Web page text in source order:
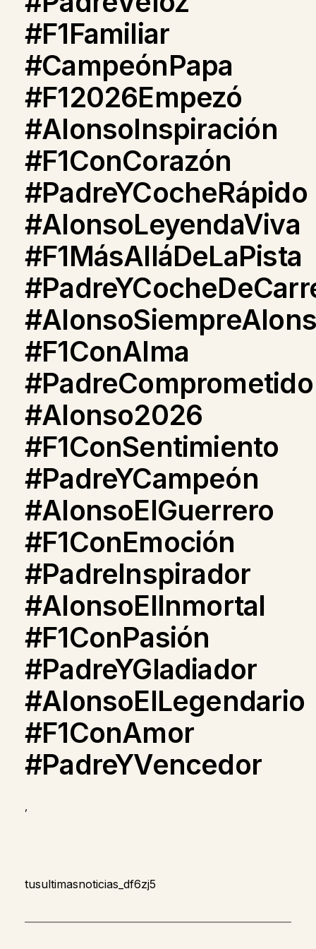
#F1Familiar
#CampeónPapa
#F12026Empezó
#AlonsoInspiración
#F1ConCorazón
#PadreYCocheRápido
#AlonsoLeyendaViva
#F1MásAlláDeLaPista
#F1ConAlma
#PadreComprometido
#Alonso2026
#F1ConSentimiento
#PadreYCampeón
#AlonsoElGuerrero
#F1ConEmoción
#PadreInspirador
#AlonsoElInmortal
#F1ConPasión
#PadreYGladiador
#AlonsoElLegendario
#F1ConAmor
#PadreYVencedor
,
tusultimasnoticias_df6zj5